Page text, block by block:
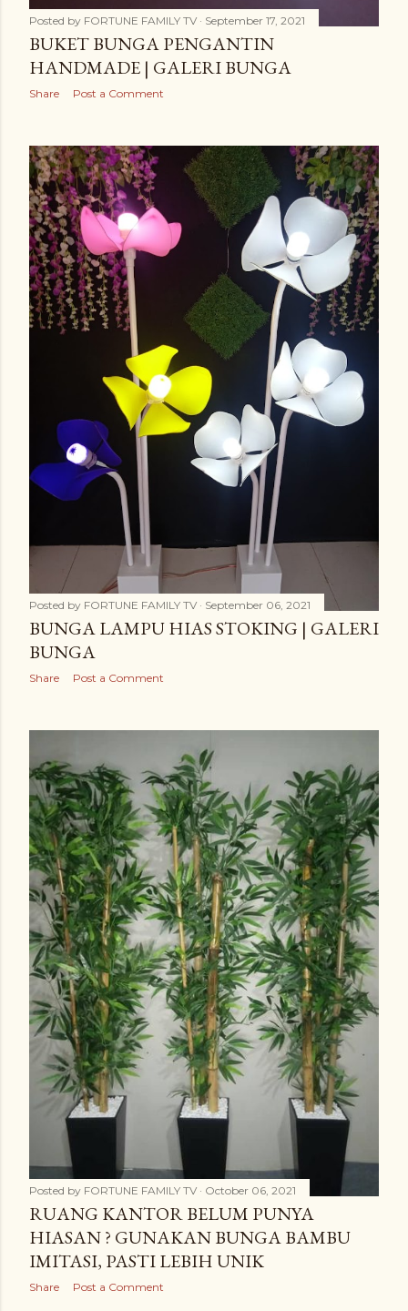
Posted by FORTUNE FAMILY TV September 17, 2021
BUKET BUNGA PENGANTIN
HANDMADE | GALERI BUNGA
Share Post a Comment
Posted by FORTUNE FAMILY TV September 06, 2021
BUNGA LAMPU HIAS STOKING | GALERI
BUNGA
Share Post a Comment
Posted by FORTUNE FAMILY TV October 06, 2021
RUANG KANTOR BELUM PUNYA
HIASAN ? GUNAKAN BUNGA BAMBU
IMITASI, PASTI LEBIH UNIK
Share Post a Comment